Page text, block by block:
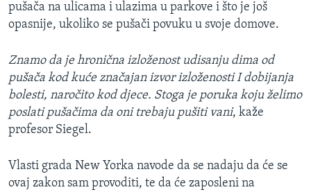
pušača na ulicama i ulazima u parkove i što je još
opasnije, ukoliko se pušači povuku u svoje domove.
Znamo da je hronična izloženost udisanju dima od
pušača kod kuće značajan izvor izloženosti I dobijanja
bolesti, naročito kod djece. Stoga je poruka koju želimo
poslati pušačima da oni trebaju pušiti vani, kaže
profesor Siegel.
Vlasti grada New Yorka navode da se nadaju da će se
ovaj zakon sam provoditi, te da će zaposleni na